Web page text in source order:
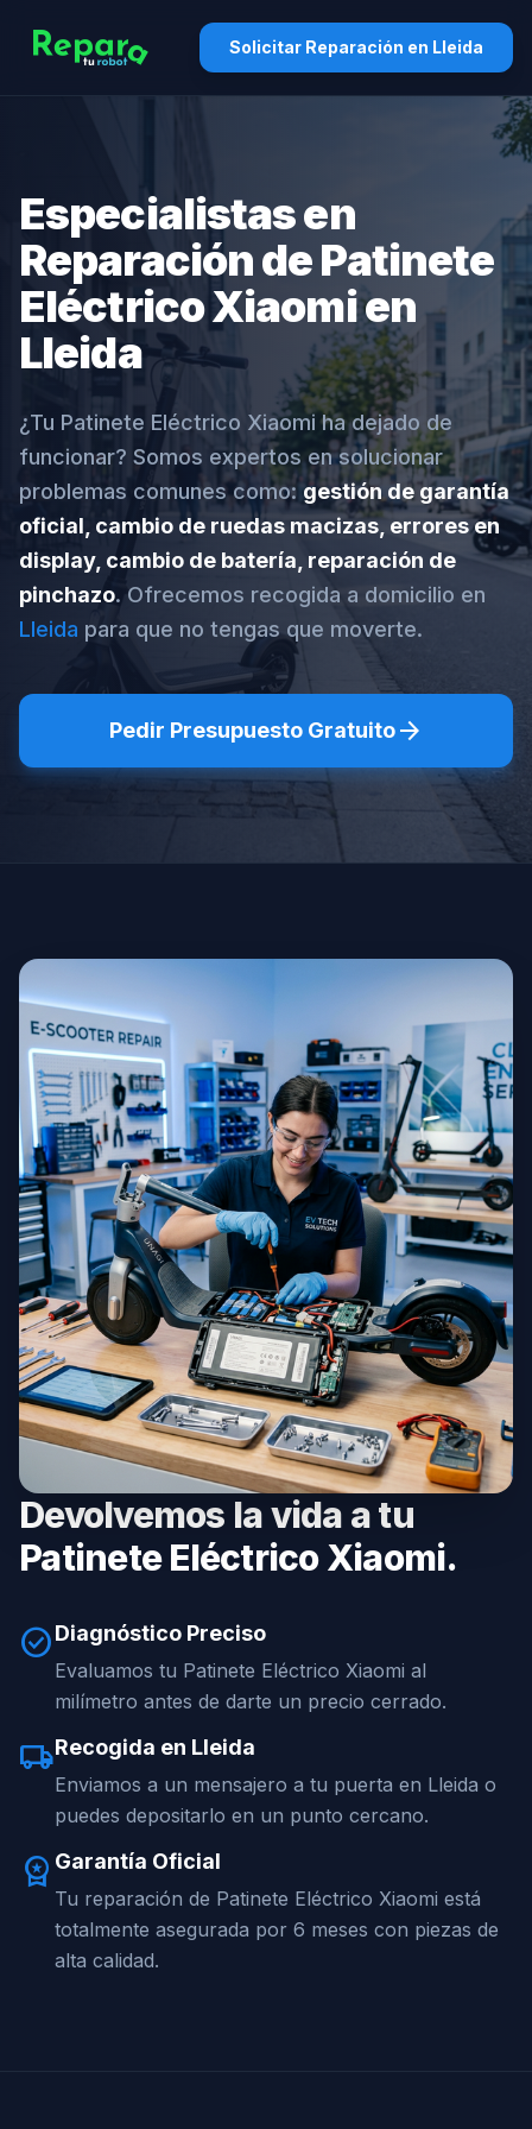
Solicitar Reparación en Lleida
Especialistas en
Reparación de Patinete
Eléctrico Xiaomi en
Lleida
¿Tu Patinete Eléctrico Xiaomi ha dejado de
funcionar? Somos expertos en solucionar
problemas comunes como:gestión de garantía
oficial, cambio de ruedas macizas, errores en
display, cambio de batería, reparación de
pinchazo. Ofrecemos recogida a domicilio en
Lleida para que no tengas que moverte.
Pedir Presupuesto Gratuitoarrow_forward
Devolvemos la vida a tu
Patinete Eléctrico Xiaomi.
check_circleDiagnóstico Preciso
Evaluamos tu Patinete Eléctrico Xiaomi al
milímetro antes de darte un precio cerrado.
local_shippingRecogida en Lleida
Enviamos a un mensajero a tu puerta en Lleida o
puedes depositarlo en un punto cercano.
workspace_premium Garantía Oficial
Tu reparación de Patinete Eléctrico Xiaomi está
totalmente asegurada por 6 meses con piezas de
alta calidad.